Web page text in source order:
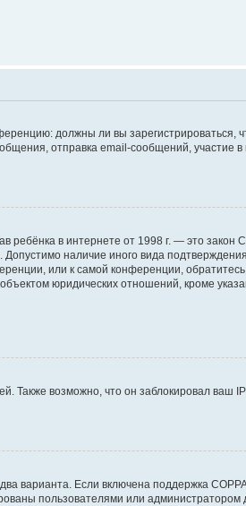
должны ли вы
отправка email-сообщений, участие в
ребёнка в интернете от 1998 г. — это
наличие иного вида
или к самой конференции,
юридических отношений, кроме
Также возможно, что он заблокировал ваш
варианта. Если включена поддержка
пользователями или